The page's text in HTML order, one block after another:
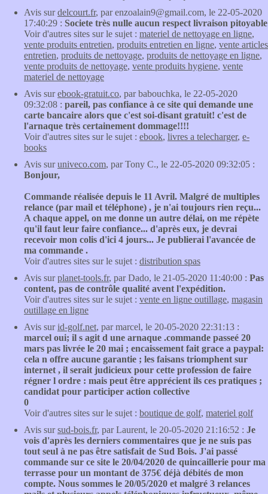
Avis surdelcourt.fr, par enzoalain9@gmail.com, le 22-05-2020
17:40:29 : Societe très nulle aucun respect livraison pitoyable
Voir d'autres sites sur le sujet : materiel de nettoyage en ligne,
vente produits entretien, produits entretien en ligne, vente articles
entretien, produits de nettoyage, produits de nettoyage en ligne,
vente produits de nettoyage, vente produits hygiene, vente
materiel de nettoyage
Avis surebook-gratuit.co, par babouchka, le 22-05-2020
09:32:08 : pareil, pas confiance à ce site qui demande une
carte bancaire alors que c'est soi-disant gratuit! c'est de
l'arnaque très certainement dommage!!!!
Voir d'autres sites sur le sujet : ebook, livres a telecharger, e-
books
Avis suruniveco.com, par Tony C., le 22-05-2020 09:32:05 :
Bonjour,
Commande réalisée depuis le 11 Avril. Malgré de multiples
relance (par mail et téléphone) , je n'ai toujours rien reçu...
A chaque appel, on me donne un autre délai, on me répète
qu'il faut leur faire confiance... d'après eux, je devrai
recevoir mon colis d'ici 4 jours... Je publierai l'avancée de
ma commande .
Voir d'autres sites sur le sujet : distribution spas
Avis surplanet-tools.fr, par Dado, le 21-05-2020 11:40:00 : Pas
content, pas de contrôle qualité avent l'expédition.
Voir d'autres sites sur le sujet : vente en ligne outillage, magasin
outillage en ligne
Avis surid-golf.net, par marcel, le 20-05-2020 22:31:13 :
marcel oui; il s agit d une arnaque .commande passeé 20
mars pas livrée le 20 mai ; encaissement fait grace a paypal:
cela n offre aucune garantie ; les faisans triomphent sur
internet , il serait judicieux pour cette profession de faire
régner l ordre : mais peut être apprécient ils ces pratiques ;
candidat pour participer action collective
0
Voir d'autres sites sur le sujet : boutique de golf, materiel golf
Avis sursud-bois.fr, par Laurent, le 20-05-2020 21:16:52 : Je
vois d'après les derniers commentaires que je ne suis pas
tout seul à ne pas être satisfait de Sud Bois. J'ai passé
commande sur ce site le 20/04/2020 de quincaillerie pour ma
terrasse pour un montant de 375€ déjà débités de mon
compte. Nous sommes le 20/05/2020 et malgré 3 relances